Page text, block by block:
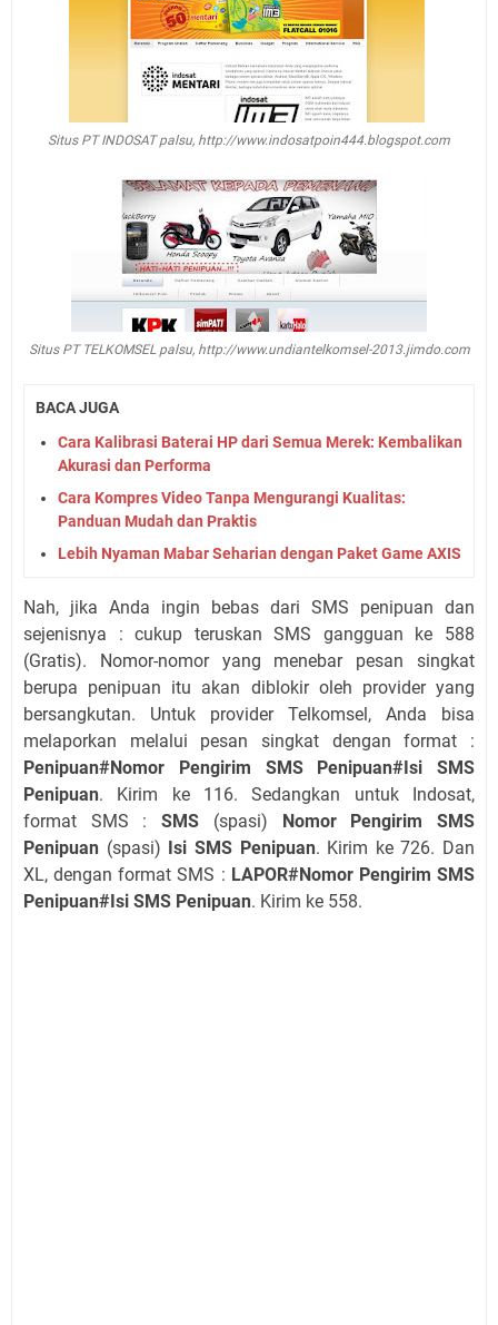
Situs PT INDOSAT palsu, http://www.indosatpoin444.blogspot.com
Situs PT TELKOMSEL palsu, http://www.undiantelkomsel-2013.jimdo.com
BACA JUGA
Cara Kalibrasi Baterai HP dari Semua Merek: Kembalikan
Akurasi dan Performa
Cara Kompres Video Tanpa Mengurangi Kualitas:
Panduan Mudah dan Praktis
Lebih Nyaman Mabar Seharian dengan Paket Game AXIS
Nah, jika Anda ingin bebas dari SMS penipuan dan
sejenisnya : cukup teruskan SMS gangguan ke 588
(Gratis). Nomor-nomor yang menebar pesan singkat
berupa penipuan itu akan diblokir oleh provider yang
bersangkutan. Untuk provider Telkomsel, Anda bisa
melaporkan melalui pesan singkat dengan format :
Penipuan#Nomor Pengirim SMS Penipuan#Isi SMS
Penipuan. Kirim ke 116. Sedangkan untuk Indosat,
format SMS :SMS (spasi) Nomor Pengirim SMS
Penipuan (spasi) Isi SMS Penipuan. Kirim ke 726. Dan
XL, dengan format SMS : LAPOR#Nomor Pengirim SMS
Penipuan#Isi SMS Penipuan. Kirim ke 558.